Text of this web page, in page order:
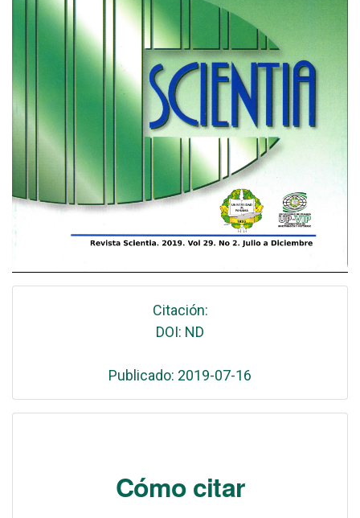
Citación:
DOI: ND
Publicado: 2019-07-16
Cómo citar